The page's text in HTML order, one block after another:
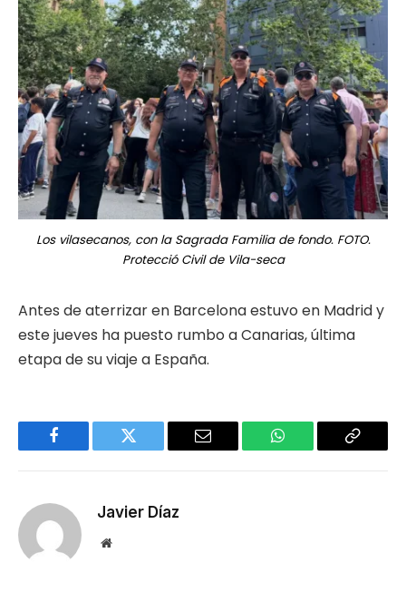
Los vilasecanos, con la Sagrada Familia de fondo. FOTO.
Protecció Civil de Vila-seca
Antes de aterrizar en Barcelona estuvo en Madrid y
este jueves ha puesto rumbo a Canarias, última
etapa de su viaje a España.
Facebook Twitter Email WhatsApp Copy
Javier Díaz
Website